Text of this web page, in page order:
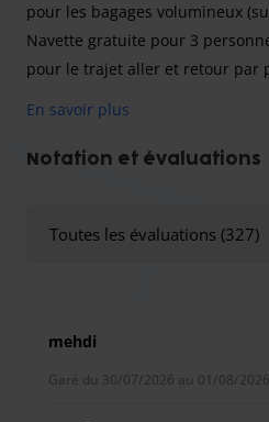
pour les bagages volumineux
Navette gratuite pour 3
pour le trajet aller et retour par
de retard par rapport à l'heure
pour votre départ Le parking
abordable. Vous laissez votre
équipe à la fois professionnelle
manière, vous partez en
En savoir plus
Notation et évaluations
Toutes les évaluations (327)
mehdi
Garé du 30/07/2026 au 01/08/2026